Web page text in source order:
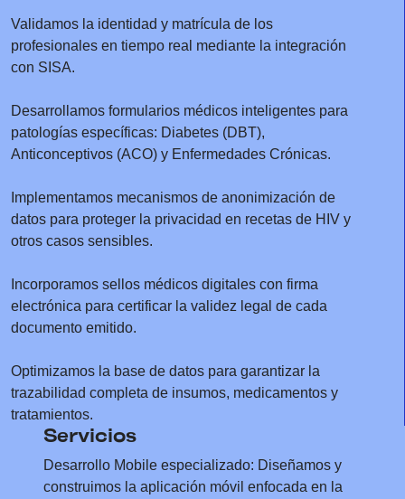
Validamos la identidad y matrícula de los
profesionales en tiempo real mediante la integración
con SISA.
Desarrollamos formularios médicos inteligentes para
patologías específicas: Diabetes (DBT),
Anticonceptivos (ACO) y Enfermedades Crónicas.
Implementamos mecanismos de anonimización de
datos para proteger la privacidad en recetas de HIV y
otros casos sensibles.
Incorporamos sellos médicos digitales con firma
electrónica para certificar la validez legal de cada
documento emitido.
Optimizamos la base de datos para garantizar la
trazabilidad completa de insumos, medicamentos y
tratamientos.
Servicios
Desarrollo Mobile especializado: Diseñamos y
construimos la aplicación móvil enfocada en la